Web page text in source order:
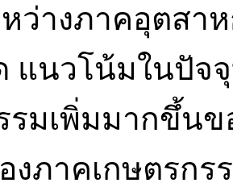
ว่างภาคอุตสา
แนวโน้มในปัจ
รมเพิ่มมากขึ้น
ภาคเกษตรกร